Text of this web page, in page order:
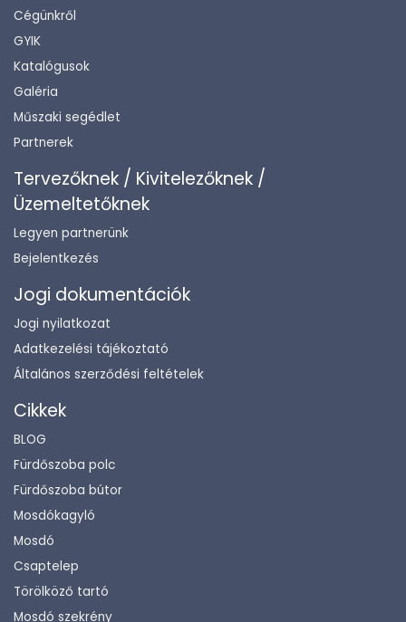
Cégünkről
GYIK
Katalógusok
Galéria
Műszaki segédlet
Partnerek
Tervezőknek / Kivitelezőknek /
Üzemeltetőknek
Legyen partnerünk
Bejelentkezés
Jogi dokumentációk
Jogi nyilatkozat
Adatkezelési tájékoztató
Általános szerződési feltételek
Cikkek
BLOG
Fürdőszoba polc
Fürdőszoba bútor
Mosdókagyló
Mosdó
Csaptelep
Törölköző tartó
Mosdó szekrény